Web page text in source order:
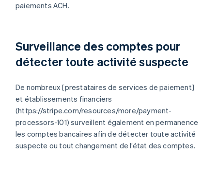
paiements ACH.
Surveillance des comptes pour
détecter toute activité suspecte
De nombreux [prestataires de services de paiement]
et établissements financiers
(https://stripe.com/resources/more/payment-
processors-101) surveillent également en permanence
les comptes bancaires afin de détecter toute activité
suspecte ou tout changement de l’état des comptes.